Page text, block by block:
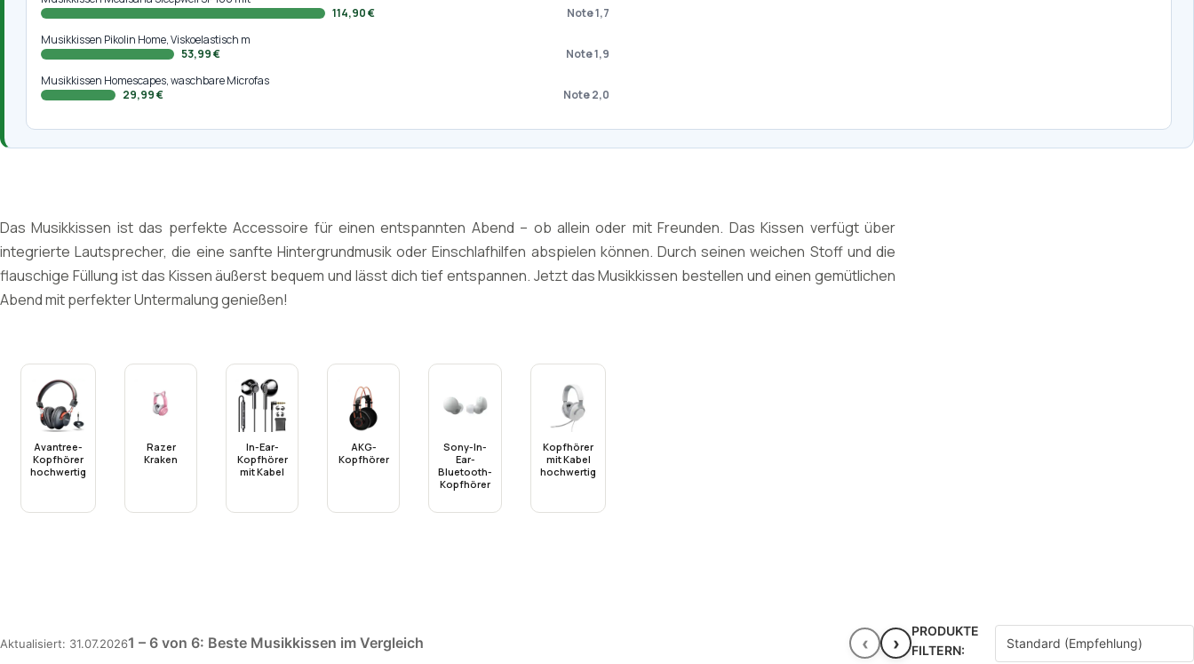
114,90 €
Note 1,7
Musikkissen Pikolin Home, Viskoelastisch m
53,99 €
Note 1,9
Musikkissen Homescapes, waschbare Microfas
29,99 €
Note 2,0
Das Musikkissen ist das perfekte Accessoire für einen entspannten Abend – ob allein oder mit Freunden. Das Kissen verfügt über
integrierte Lautsprecher, die eine sanfte Hintergrundmusik oder Einschlafhilfen abspielen können. Durch seinen weichen Stoff und die
flauschige Füllung ist das Kissen äußerst bequem und lässt dich tief entspannen. Jetzt das Musikkissen bestellen und einen gemütlichen
Abend mit perfekter Untermalung genießen!
Avantree-
Kopfhörer
hochwertig
Razer
Kraken
In-Ear-
Kopfhörer
mit Kabel
AKG-
Kopfhörer
Sony-In-
Ear-
Bluetooth-
Kopfhörer
Kopfhörer
mit Kabel
hochwertig
Aktualisiert: 31.07.20261 – 6 von 6: Beste Musikkissen im Vergleich ‹ ›
PRODUKTE
FILTERN: